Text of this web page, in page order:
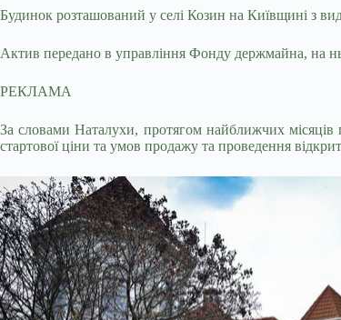
Будинок розташований у селі Козин на Київщині з
Актив передано в управління Фонду держмайна, на
РЕКЛАМА
За словами Наталухи, протягом найближчих місяців
стартової ціни та умов продажу та проведення